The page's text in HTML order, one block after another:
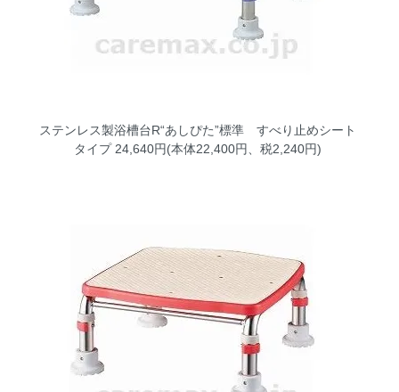
ステンレス製浴槽台R“あしぴた”標準 すべり止めシート
タイプ24,640円(本体22,400円、税2,240円)